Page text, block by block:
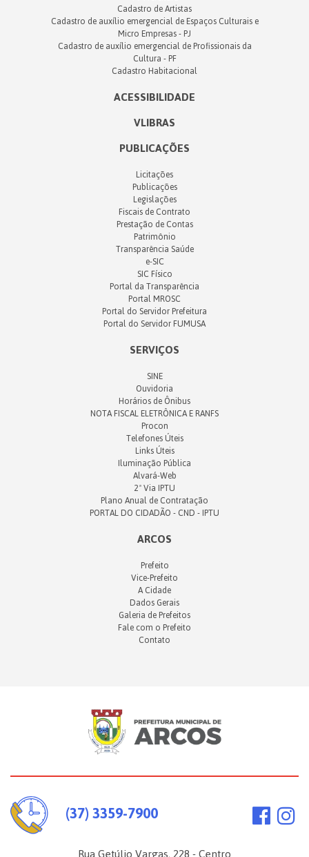
(37) 3359-7900
Cadastro de Artistas
Cadastro de auxílio emergencial de Espaços Culturais e
Micro Empresas - PJ
Cadastro de auxílio emergencial de Profissionais da
Cultura - PF
Cadastro Habitacional
ACESSIBILIDADE
VLIBRAS
PUBLICAÇÕES
Licitações
Publicações
Legislações
Fiscais de Contrato
Prestação de Contas
Patrimônio
Transparência Saúde
e-SIC
SIC Físico
Portal da Transparência
Portal MROSC
Portal do Servidor Prefeitura
Portal do Servidor FUMUSA
SERVIÇOS
SINE
Ouvidoria
Horários de Ônibus
NOTA FISCAL ELETRÔNICA E RANFS
Procon
Telefones Úteis
Links Úteis
Iluminação Pública
Alvará-Web
2ª Via IPTU
Plano Anual de Contratação
PORTAL DO CIDADÃO - CND - IPTU
ARCOS
Prefeito
Vice-Prefeito
A Cidade
Dados Gerais
Galeria de Prefeitos
Fale com o Prefeito
Contato